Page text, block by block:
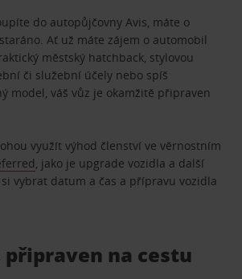
do autopůjčovny Avis, máte o
Ať už máte zájem o automobil
městský hatchback, stylovou
či služební účely nebo spíš
model, váš vůz je okamžitě připraven
využít výhod členství ve věrnostním
, jako je upgrade vozidla a další
vybrat datum a čas a přípravu vozidla
připraven na cestu